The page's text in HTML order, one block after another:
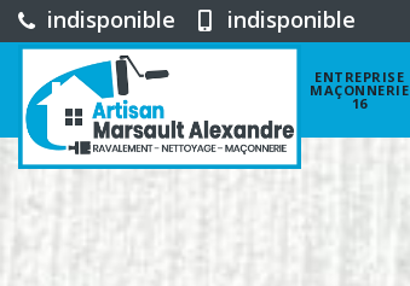
indisponible indisponible
ENTREPRISE
MAÇONNERIE
16